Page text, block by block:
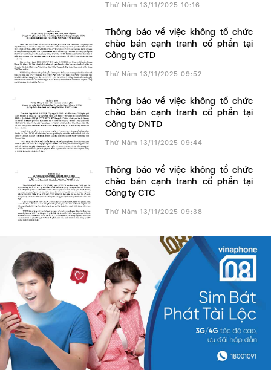
Thứ Năm 13/11/2025 10:16
Thông báo về việc không tổ chức
chào bán cạnh tranh cổ phần tại
Công ty CTD
Thứ Năm 13/11/2025 09:52
Thông báo về việc không tổ chức
chào bán cạnh tranh cổ phần tại
Công ty DNTD
Thứ Năm 13/11/2025 09:44
Thông báo về việc không tổ chức
chào bán cạnh tranh cổ phần tại
Công ty CTC
Thứ Năm 13/11/2025 09:38